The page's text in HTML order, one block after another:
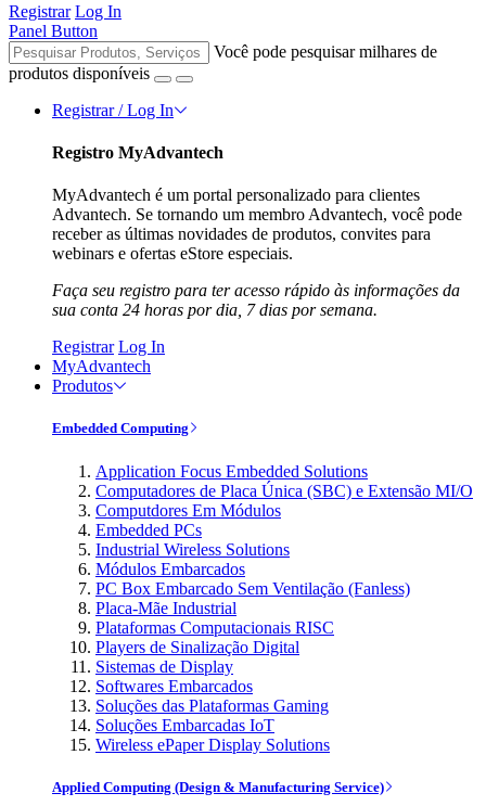
Registrar Log In
Panel Button
Você pode pesquisar milhares de
produtos disponíveis
Registrar / Log In
Registro MyAdvantech
MyAdvantech é um portal personalizado para clientes
Advantech. Se tornando um membro Advantech, você pode
receber as últimas novidades de produtos, convites para
webinars e ofertas eStore especiais.
Faça seu registro para ter acesso rápido às informações da
sua conta 24 horas por dia, 7 dias por semana.
Registrar Log In
MyAdvantech
Produtos
Embedded Computing
Application Focus Embedded Solutions
Computadores de Placa Única (SBC) e Extensão MI/O
Computdores Em Módulos
Embedded PCs
Industrial Wireless Solutions
Módulos Embarcados
PC Box Embarcado Sem Ventilação (Fanless)
Placa-Mãe Industrial
Plataformas Computacionais RISC
Players de Sinalização Digital
Sistemas de Display
Softwares Embarcados
Soluções das Plataformas Gaming
Soluções Embarcadas IoT
Wireless ePaper Display Solutions
Applied Computing (Design & Manufacturing Service)